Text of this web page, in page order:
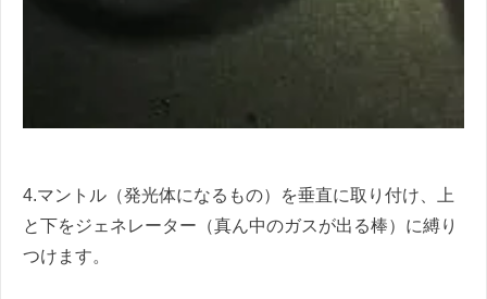
4.マントル（発光体になるもの）を垂直に取り付け、上
と下をジェネレーター（真ん中のガスが出る棒）に縛り
つけます。